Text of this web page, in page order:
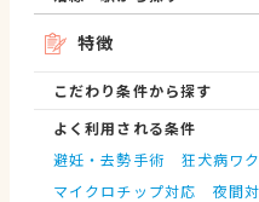
特徴
こだわり条件から探す
よく利用される条件
避妊・去勢手術
狂犬病ワ
マイクロチップ対応
夜間